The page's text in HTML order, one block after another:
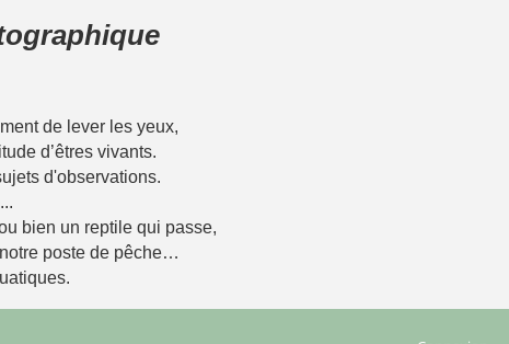
de lever les yeux,
d’êtres vivants.
d'observations.
bien un reptile qui passe,
poste de pêche…